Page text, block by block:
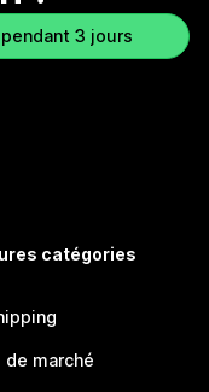
3 jours
catégories
de marché